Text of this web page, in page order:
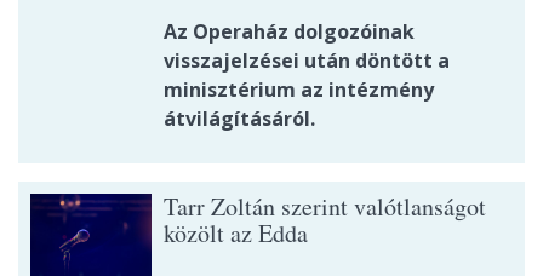
Az Operaház dolgozóinak
visszajelzései után döntött a
minisztérium az intézmény
átvilágításáról.
Tarr Zoltán szerint valótlanságot
közölt az Edda